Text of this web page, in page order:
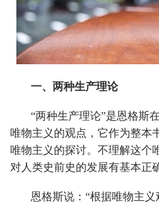
一、两种生产理论
“两种生产理论”是恩格斯
唯物主义的观点，它作为整本
唯物主义的探讨。不理解这个
对人类史前史的发展有基本正
恩格斯说：“根据唯物主